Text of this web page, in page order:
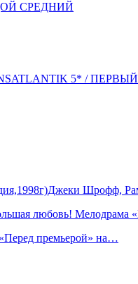
СРЕДНИЙ
5* /
Шрофф,
любовь!
премьерой» на…